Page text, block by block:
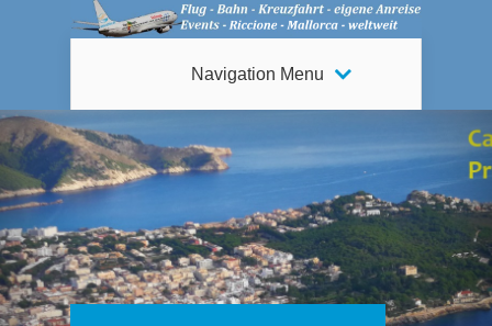
Navigation Menu